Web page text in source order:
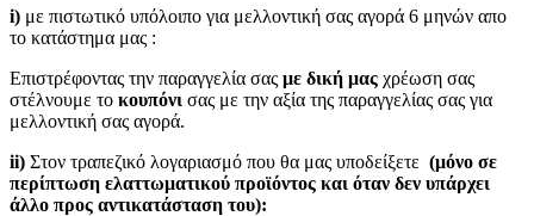
i) με πιστωτικό υπόλοιπο για μελλοντική σας αγορά 6 μηνών απο
το κατάστημα μας :
Επιστρέφοντας την παραγγελία σας με δική μας χρέωση σας
στέλνουμε το κουπόνι σας με την αξία της παραγγελίας σας για
μελλοντική σας αγορά.
ii) Στον τραπεζικό λογαριασμό που θα μας υποδείξετε (μόνο σε
περίπτωση ελαττωματικού προϊόντος και όταν δεν υπάρχει
άλλο προς αντικατάσταση του):